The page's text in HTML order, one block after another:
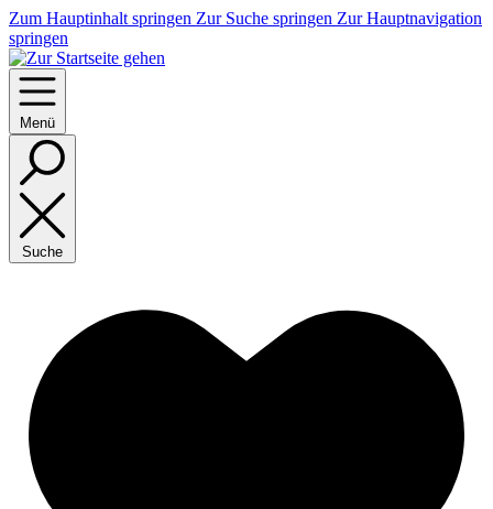
Zum Hauptinhalt springen Zur Suche springen Zur Hauptnavigation
springen
Menü
Suche